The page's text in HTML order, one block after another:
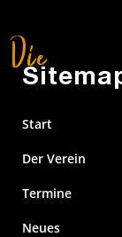
Start
Der Verein
Termine
Neues